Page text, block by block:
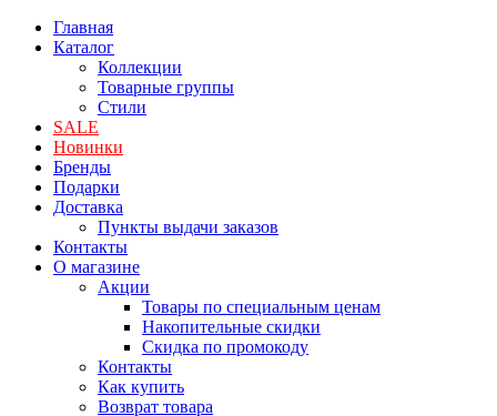
Главная
Каталог
Коллекции
Товарные группы
Стили
SALE
Новинки
Бренды
Подарки
Доставка
Пункты выдачи заказов
Контакты
О магазине
Акции
Товары по специальным ценам
Накопительные скидки
Скидка по промокоду
Контакты
Как купить
Возврат товара